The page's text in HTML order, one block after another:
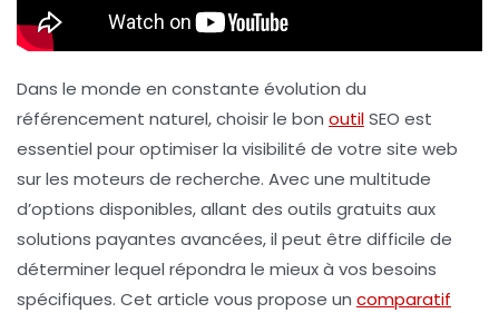
Dans le monde en constante évolution du
référencement naturel, choisir le bon outilSEO est
essentiel pour optimiser la visibilité de votre site web
sur les moteurs de recherche. Avec une multitude
d’options disponibles, allant des outils gratuits aux
solutions payantes avancées, il peut être difficile de
déterminer lequel répondra le mieux à vos besoins
spécifiques. Cet article vous propose un comparatif